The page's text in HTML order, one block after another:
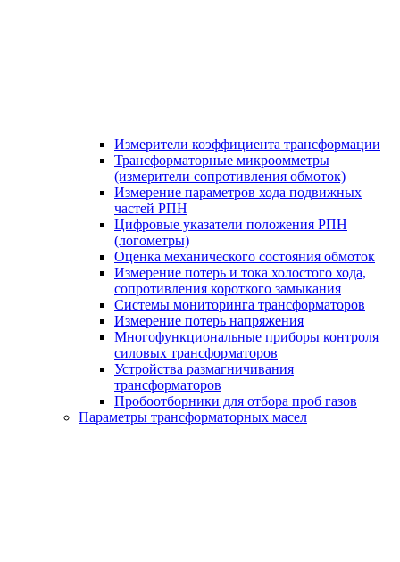
Измерители коэффициента трансформации
Трансформаторные микроомметры
(измерители сопротивления обмоток)
Измерение параметров хода подвижных
частей РПН
Цифровые указатели положения РПН
(логометры)
Оценка механического состояния обмоток
Измерение потерь и тока холостого хода,
сопротивления короткого замыкания
Системы мониторинга трансформаторов
Измерение потерь напряжения
Многофункциональные приборы контроля
силовых трансформаторов
Устройства размагничивания
трансформаторов
Пробоотборники для отбора проб газов
Параметры трансформаторных масел